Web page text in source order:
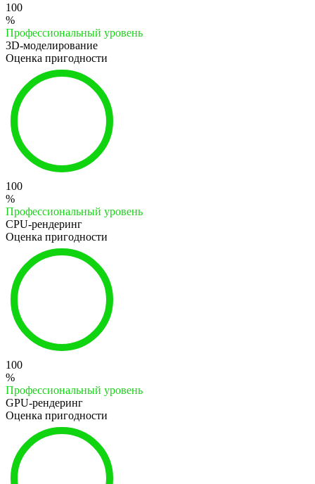
100
%
Профессиональный уровень
3D-моделирование
Оценка пригодности
100
%
Профессиональный уровень
CPU-рендеринг
Оценка пригодности
100
%
Профессиональный уровень
GPU-рендеринг
Оценка пригодности